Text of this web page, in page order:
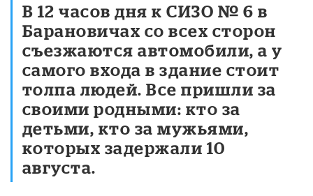
В 12 часов дня к СИЗО № 6 в
Барановичах со всех сторон
съезжаются автомобили, а у
самого входа в здание стоит
толпа людей. Все пришли за
своими родными: кто за
детьми, кто за мужьями,
которых задержали 10
августа.